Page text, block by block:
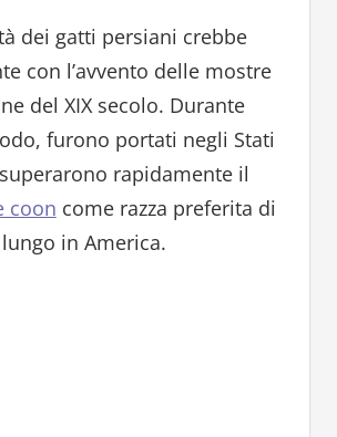
dei gatti persiani crebbe
con l’avvento delle mostre
del XIX secolo. Durante
furono portati negli Stati
rapidamente il
coon come razza preferita di
in America.